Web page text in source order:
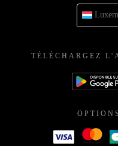
TÉLÉCHARGEZ